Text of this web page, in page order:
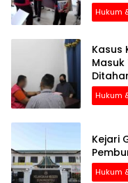
Hukum
Kasus
Masuk
Hukum
Kejari
Hukum